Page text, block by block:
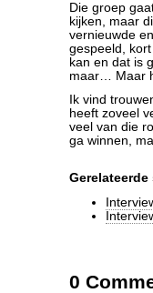
Die groep
kijken, maar
vernieuwde
gespeeld,
kan en dat is
maar… Maar
Ik vind
heeft zoveel
veel van die
ga winnen,
Gerelateerde
0